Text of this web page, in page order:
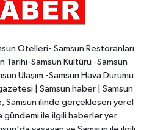
Otelleri- Samsun Restoranları
Tarihi-Samsun Kültürü -Samsun
Ulaşım -Samsun Hava Durumu
| Samsun haber | Samsun
Samsun ilinde gerçekleşen yerel
gündemi ile ilgili haberler yer